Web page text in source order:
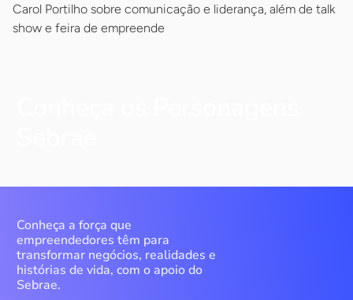
Carol Portilho sobre comunicação e liderança, além de talk
show e feira de empreende
Conheça a força que
empreendedores têm para
transformar negócios, realidades e
histórias de vida, com o apoio do
Sebrae.